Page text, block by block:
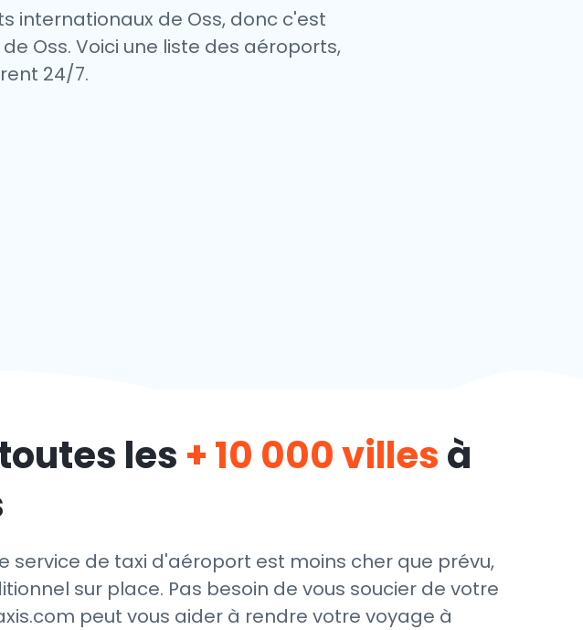
internationaux de Oss, donc c'est
Oss. Voici une liste des aéroports,
24/7.
les + 10 000 villesà
de taxi d'aéroport est moins cher que prévu,
sur place. Pas besoin de vous soucier de votre
peut vous aider à rendre votre voyage à